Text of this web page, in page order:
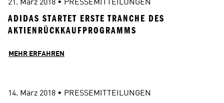
21. März 2018 • PRESSEMITTEILUNGEN
ADIDAS STARTET ERSTE TRANCHE DES
AKTIENRÜCKKAUFPROGRAMMS
MEHR ERFAHREN
14. März 2018 • PRESSEMITTEILUNGEN